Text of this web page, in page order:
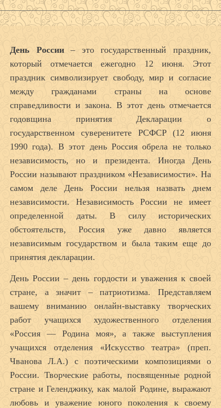
День России– это государственный праздник,
который отмечается ежегодно 12 июня. Этот
праздник символизирует свободу, мир и согласие
между гражданами страны на основе
справедливости и закона. В этот день отмечается
годовщина принятия Декларации о
государственном суверенитете РСФСР (12 июня
1990 года). В этот день Россия обрела не только
независимость, но и президента. Иногда День
России называют праздником «Независимости». На
самом деле День России нельзя назвать днем
независимости. Независимость России не имеет
определенной даты. В силу исторических
обстоятельств, Россия уже давно является
независимым государством и была таким еще до
принятия декларации.
День России – день гордости и уважения к своей
стране, а значит – патриотизма. Представляем
вашему вниманию онлайн-выставку творческих
работ учащихся художественного отделения
«Россия — Родина моя», а также выступления
учащихся отделения «Искусство театра» (преп.
Чванова Л.А.) с поэтическими композициями о
России. Творческие работы, посвященные родной
стране и Геленджику, как малой Родине, выражают
любовь и уважение юного поколения к своему